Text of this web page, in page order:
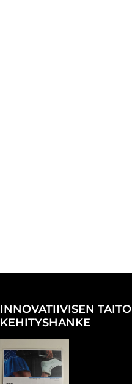
INNOVATIIVISEN
KEHITYSHANKE